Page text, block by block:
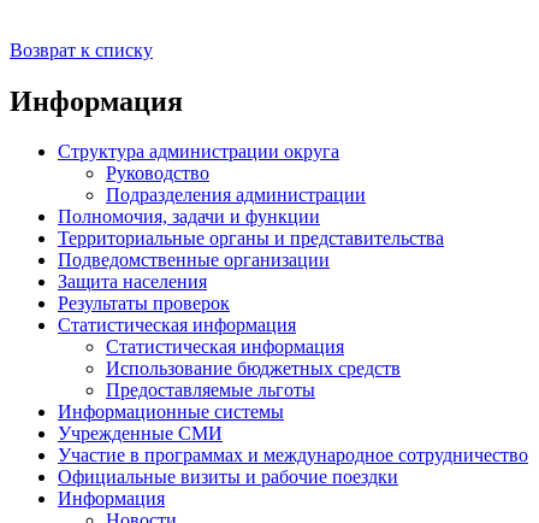
Возврат к списку
Информация
Структура администрации округа
Руководство
Подразделения администрации
Полномочия, задачи и функции
Территориальные органы и представительства
Подведомственные организации
Защита населения
Результаты проверок
Статистическая информация
Статистическая информация
Использование бюджетных средств
Предоставляемые льготы
Информационные системы
Учрежденные СМИ
Участие в программах и международное сотрудничество
Официальные визиты и рабочие поездки
Информация